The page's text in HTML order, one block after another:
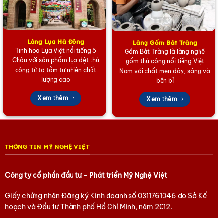
Lau sạch bằng khăn mềm, tránh dùng vật cứng làm trầy
xước bề mặt.
Không để tranh tiếp xúc trực tiếp với nước hoặc hóa chất.
Treo tranh ở nơi thoáng mát, tránh ánh nắng trực tiếp.
Mua Quà Tặng Tranh Đồng Thư Pháp Chữ Thọ Tại Mỹ Nghệ
Mỹ Nghệ Việt là địa chỉ đáng tin cậy. Đây là nơi cung cấp quà
tặng cao cấp như tranh đồng chữ Thọ. Với chất lượng sản
Sản phẩm chất lượng cao:Tranh được làm từ đồng nguyên
Thiết kế tinh xảo : Chạm khắc thủ công, kết hợp hài hòa
giữa thư pháp và hoa văn truyền thống.
Làng Lụa Hà Đông
Tinh hoa Lụa Việt nổi tiếng 5
Châu với sản phẩm lụa dệt thủ
công từ tơ tằm tự nhiên chất
lượng cao
Xem thêm
Làng Gốm Bát Tràng
Gốm Bát Tràng là làng nghề
gốm thủ công nổi tiếng Việt
Nam với chất men dày, sáng và
bền bỉ
Xem thêm
THÔNG TIN MỸ NGHỆ VIỆT
Công ty cổ phẩn đầu tư - Phát triển Mỹ Nghệ Việt
Giấy chứng nhận Đăng ký Kinh doanh số0311761046 do Sở Kế
hoạch và Đầu tư Thành phố Hồ Chí Minh, năm 2012.